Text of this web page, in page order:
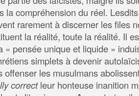
la compréhension du réel.
rarement à discerner les files
la réalité, toute la réalité. Il
« pensée unique et liquide »
simplets à devenir
offenser les musulmans
correctleur honteuse inanition